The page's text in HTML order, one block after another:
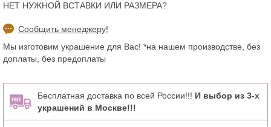
НЕТ НУЖНОЙ ВСТАВКИ ИЛИ РАЗМЕРА?
Сообщить менеджеру!
Мы изготовим украшение для Вас! *на нашем производстве, без
доплаты, без предоплаты
Бесплатная доставка по всей России!!! И выбор из 3-х
украшений в Москве!!!